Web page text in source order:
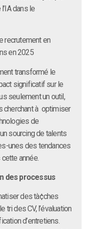
dans le
recrutement en
en 2025
transformé le
significatif sur le
seulement un outil,
cherchant à optimiser
de
sourcing de talents
unes des tendances
année.
des processus
des tà¢ches
des CV, l’évaluation
d’entretiens.